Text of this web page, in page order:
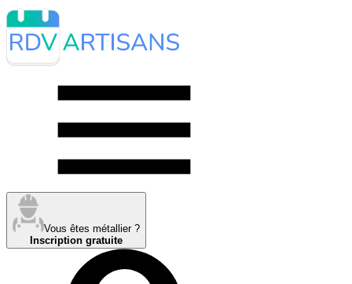
Vous êtes métallier ?
Inscription gratuite